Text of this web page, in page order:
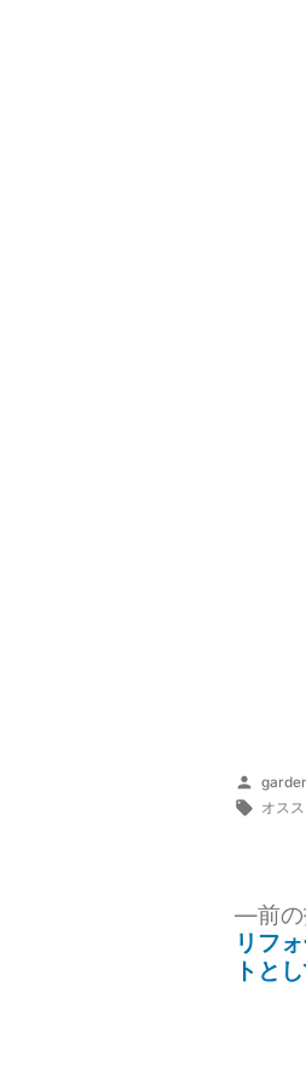
投
稿
タ
オスス
前
リフ
トと